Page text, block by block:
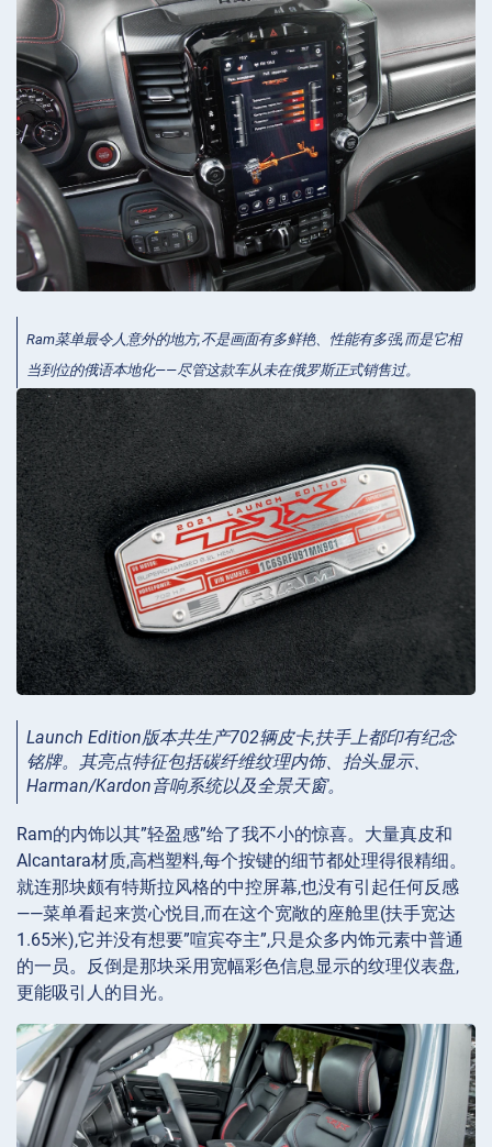
Ram菜单最令人意外的地方,不是画面有多鲜艳、性能有多强,而是它相
当到位的俄语本地化——尽管这款车从未在俄罗斯正式销售过。
Launch Edition版本共生产702辆皮卡,扶手上都印有纪念
铭牌。其亮点特征包括碳纤维纹理内饰、抬头显示、
Harman/Kardon音响系统以及全景天窗。
Ram的内饰以其”轻盈感”给了我不小的惊喜。大量真皮和
Alcantara材质,高档塑料,每个按键的细节都处理得很精细。
就连那块颇有特斯拉风格的中控屏幕,也没有引起任何反感
——菜单看起来赏心悦目,而在这个宽敞的座舱里(扶手宽达
1.65米),它并没有想要”喧宾夺主”,只是众多内饰元素中普通
的一员。反倒是那块采用宽幅彩色信息显示的纹理仪表盘,
更能吸引人的目光。